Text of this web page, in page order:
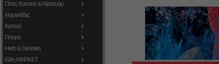
Πίπες Καπνού & Αξεσουάρ
Ναργιλέδες
Καπνοί
Πούρα
Herb & Grinders
Είδη MARKET